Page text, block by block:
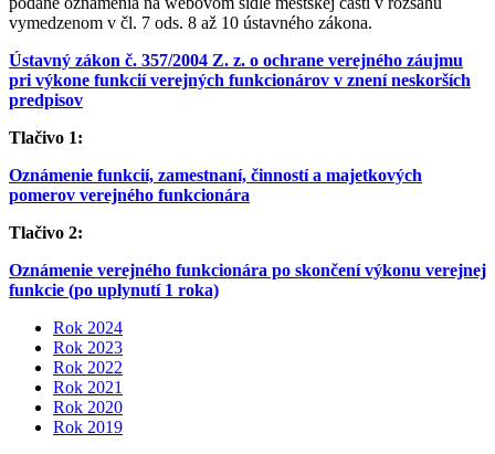
vymedzenom v čl. 7 ods. 8 až 10 ústavného zákona.
Ústavný zákon č. 357/2004 Z. z. o ochrane verejného záujmu
pri výkone funkcií verejných funkcionárov v znení neskorších
predpisov
Tlačivo 1:
Oznámenie funkcií, zamestnaní, činností a majetkových
pomerov verejného funkcionára
Tlačivo 2:
Oznámenie verejného funkcionára po skončení výkonu verejnej
funkcie (po uplynutí 1 roka)
Rok 2024
Rok 2023
Rok 2022
Rok 2021
Rok 2020
Rok 2019